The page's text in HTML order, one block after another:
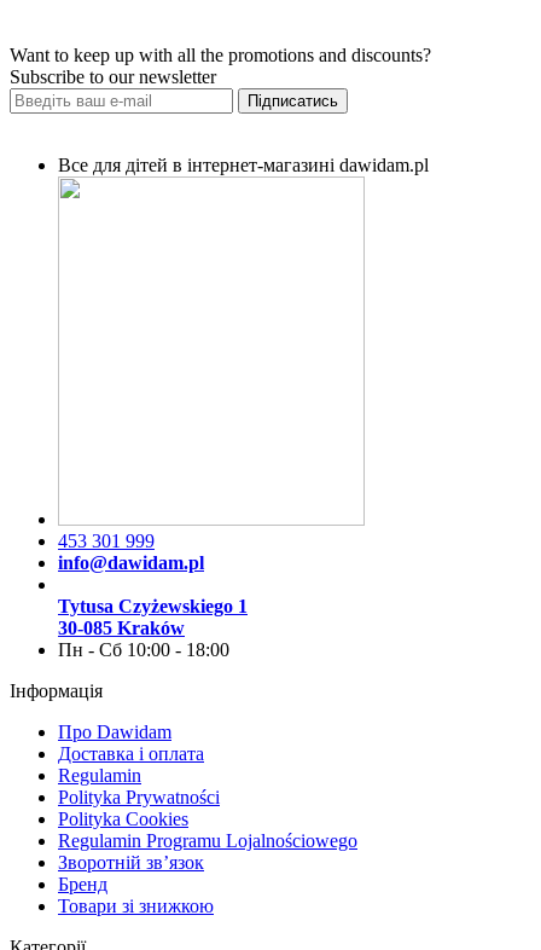
Want to keep up with all the promotions and discounts?
Subscribe to our newsletter
Підписатись
Все для дітей в інтернет-магазині dawidam.pl
453 301 999
info@dawidam.pl
Tytusa Czyżewskiego 1
30-085 Kraków
Пн - Сб 10:00 - 18:00
Інформація
Про Dawidam
Доставка і оплата
Regulamin
Polityka Prywatności
Polityka Cookies
Regulamin Programu Lojalnościowego
Зворотній зв’язок
Бренд
Товари зі знижкою